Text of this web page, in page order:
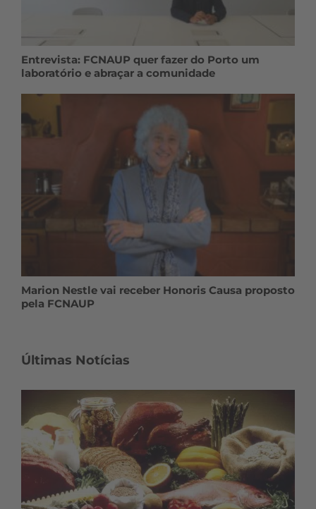
Entrevista: FCNAUP quer fazer do Porto um
laboratório e abraçar a comunidade
Marion Nestle vai receber Honoris Causa proposto
pela FCNAUP
Últimas Notícias